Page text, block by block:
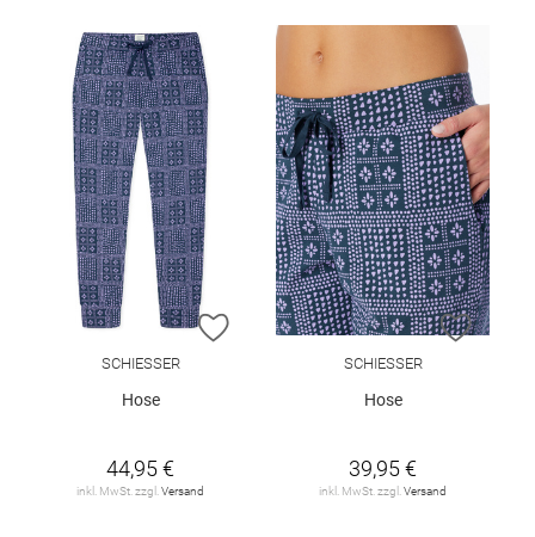
ZUR WUNSCHLISTE HINZUFÜGEN
SCHIESSER
Hose
44,95 €
inkl. MwSt. zzgl. Versand
ZUR
SCHIESSER
Hose
39,95 €
inkl. MwSt. zzgl. Versand